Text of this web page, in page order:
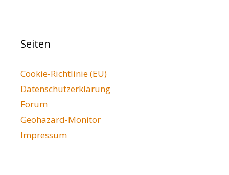
Seiten
Cookie-Richtlinie (EU)
Datenschutzerklärung
Forum
Geohazard-Monitor
Impressum